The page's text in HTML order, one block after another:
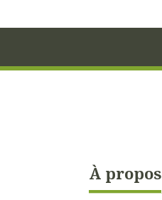
À propos